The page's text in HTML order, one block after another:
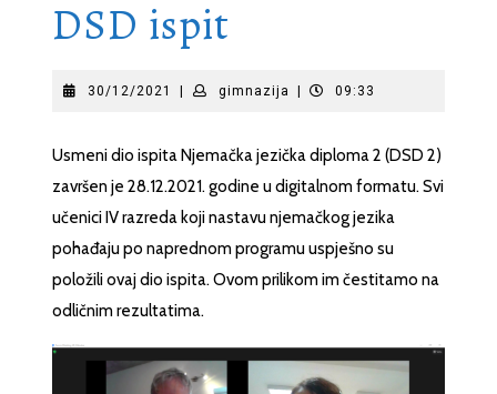
DSD ispit
30/12/2021 30/12/2021gimnazija gimnazija
09:33
Usmeni dio ispita Njemačka jezička diploma 2 (DSD 2)
završen je 28.12.2021. godine u digitalnom formatu. Svi
učenici IV razreda koji nastavu njemačkog jezika
pohađaju po naprednom programu uspješno su
položili ovaj dio ispita. Ovom prilikom im čestitamo na
odličnim rezultatima.